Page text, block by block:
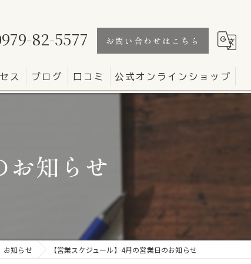
82-5577 お問い合わせはこちら
ス ブログ 口コミ 公式オンラインショップ
お知らせ
お知らせ 【営業スケジュール】4月の営業日のお知らせ